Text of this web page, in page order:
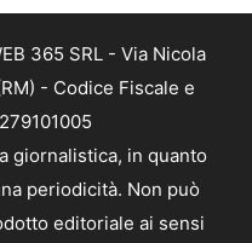
365 SRL - Via Nicola
- Codice Fiscale e
giornalistica, in quanto
periodicità. Non può
editoriale ai sensi